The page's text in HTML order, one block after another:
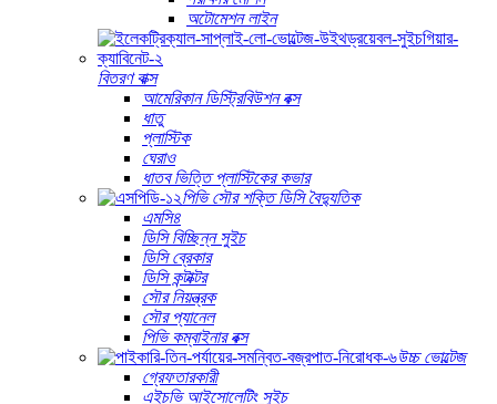
অটোমেশন লাইন
বিতরণ বাক্স
আমেরিকান ডিস্ট্রিবিউশন বক্স
ধাতু
প্লাস্টিক
ঘেরাও
ধাতব ভিত্তি প্লাস্টিকের কভার
পিভি সৌর শক্তি ডিসি বৈদ্যুতিক
এমসি৪
ডিসি বিচ্ছিন্ন সুইচ
ডিসি ব্রেকার
ডিসি কন্টাক্টর
সৌর নিয়ন্ত্রক
সৌর প্যানেল
পিভি কম্বাইনার বক্স
উচ্চ ভোল্টেজ
গ্রেফতারকারী
এইচভি আইসোলেটিং সুইচ